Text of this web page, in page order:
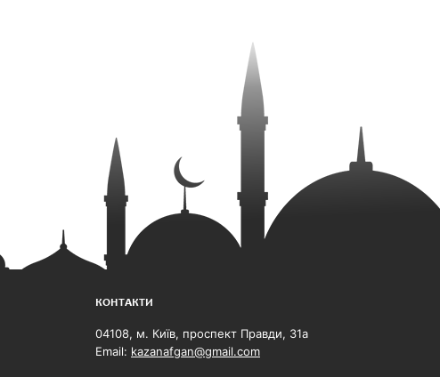
КОНТАКТИ
04108, м. Київ, проспект Правди, 31а
Email: kazanafgan@gmail.com